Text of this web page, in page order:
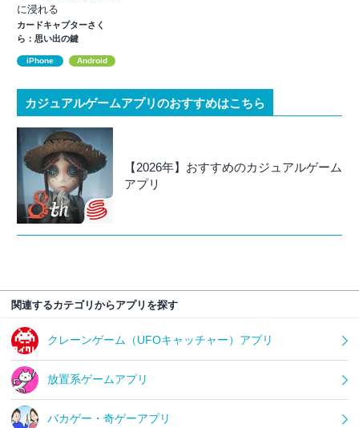
に浸れる
カードキャプターさく
ら：思い出の鍵
iPhone Android
カジュアルゲームアプリのおすすめはこちら
【2026年】おすすめのカジュアルゲーム
アプリ
関連するカテゴリからアプリを探す
クレーンゲーム（UFOキャッチャー）アプリ
放置系ゲームアプリ
バカゲー・奇ゲーアプリ